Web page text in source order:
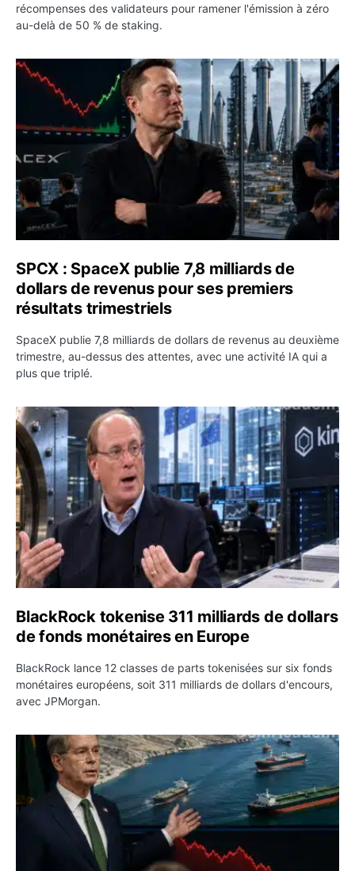
récompenses des validateurs pour ramener l'émission à zéro
au-delà de 50 % de staking.
SPCX : SpaceX publie 7,8 milliards de dollars de
SPCX : SpaceX publie 7,8 milliards de
dollars de revenus pour ses premiers
résultats trimestriels
SpaceX publie 7,8 milliards de dollars de revenus au deuxième
trimestre, au-dessus des attentes, avec une activité IA qui a
plus que triplé.
BlackRock tokenise 311 milliards de dollars de fonds
BlackRock tokenise 311 milliards de dollars
de fonds monétaires en Europe
BlackRock lance 12 classes de parts tokenisées sur six fonds
monétaires européens, soit 311 milliards de dollars d'encours,
avec JPMorgan.
Pétrole : le Brent passe sous 80 dollars après